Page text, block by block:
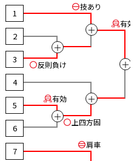
1
2
3
4
5
6
7
反則負け
＋
有効
＋
技あり
＋
上四方固
＋
肩車
有効
＋